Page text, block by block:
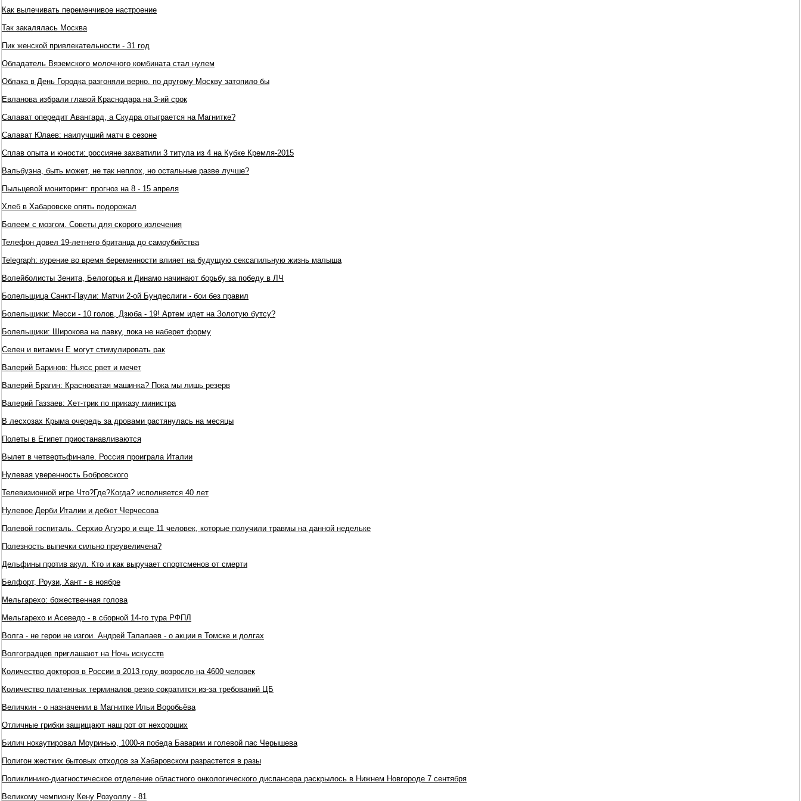
Как вылечивать переменчивое настроение
Так закалялась Москва
Пик женской привлекательности - 31 год
Обладатель Вяземского молочного комбината стал нулем
Облака в День Городка разгоняли верно, по другому Москву затопило бы
Евланова избрали главой Краснодара на 3-ий срок
Салават опередит Авангард, а Скудра отыграется на Магнитке?
Салават Юлаев: наилучший матч в сезоне
Сплав опыта и юности: россияне захватили 3 титула из 4 на Кубке Кремля-2015
Вальбуэна, быть может, не так неплох, но остальные разве лучше?
Пыльцевой мониторинг: прогноз на 8 - 15 апреля
Хлеб в Хабаровске опять подорожал
Болеем с мозгом. Советы для скорого излечения
Телефон довел 19-летнего британца до самоубийства
Telegraph: курение во время беременности влияет на будущую сексапильную жизнь малыша
Волейболисты Зенита, Белогорья и Динамо начинают борьбу за победу в ЛЧ
Болельщица Санкт-Паули: Матчи 2-ой Бундеслиги - бои без правил
Болельщики: Месси - 10 голов, Дзюба - 19! Артем идет на Золотую бутсу?
Болельщики: Широкова на лавку, пока не наберет форму
Селен и витамин Е могут стимулировать рак
Валерий Баринов: Ньясс рвет и мечет
Валерий Брагин: Красноватая машинка? Пока мы лишь резерв
Валерий Газзаев: Хет-трик по приказу министра
В лесхозах Крыма очередь за дровами растянулась на месяцы
Полеты в Египет приостанавливаются
Вылет в четвертьфинале. Россия проиграла Италии
Нулевая уверенность Бобровского
Телевизионной игре Что?Где?Когда? исполняется 40 лет
Нулевое Дерби Италии и дебют Черчесова
Полевой госпиталь. Серхио Агуэро и еще 11 человек, которые получили травмы на данной недельке
Полезность выпечки сильно преувеличена?
Дельфины против акул. Кто и как выручает спортсменов от смерти
Белфорт, Роузи, Хант - в ноябре
Мельгарехо: божественная голова
Мельгарехо и Асеведо - в сборной 14-го тура РФПЛ
Волга - не герои не изгои. Андрей Талалаев - о акции в Томске и долгах
Волгоградцев приглашают на Ночь искусств
Количество докторов в России в 2013 году возросло на 4600 человек
Количество платежных терминалов резко сократится из-за требований ЦБ
Величкин - о назначении в Магнитке Ильи Воробьёва
Отличные грибки защищают наш рот от нехороших
Билич нокаутировал Моуринью, 1000-я победа Баварии и голевой пас Черышева
Полигон жестких бытовых отходов за Хабаровском разрастется в разы
Поликлинико-диагностическое отделение областного онкологического диспансера раскрылось в Нижнем Новгороде 7 сентября
Великому чемпиону Кену Розуоллу - 81